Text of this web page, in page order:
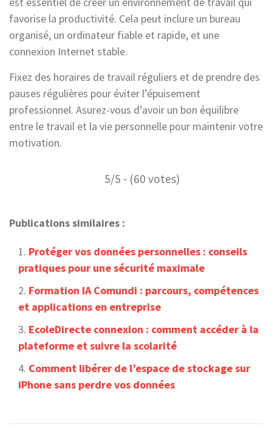
favorise la productivité. Cela peut inclure un bureau
organisé, un ordinateur fiable et rapide, et une
connexion Internet stable.
Fixez des horaires de travail réguliers et de prendre des
pauses régulières pour éviter l’épuisement
professionnel. Asurez-vous d’avoir un bon équilibre
entre le travail et la vie personnelle pour maintenir votre
motivation.
5/5 - (60 votes)
Publications similaires :
Protéger vos données personnelles : conseils
pratiques pour une sécurité maximale
Formation IA Comundi : parcours, compétences
et applications en entreprise
EcoleDirecte connexion : comment accéder à la
plateforme et suivre la scolarité
Comment libérer de l’espace de stockage sur
iPhone sans perdre vos données